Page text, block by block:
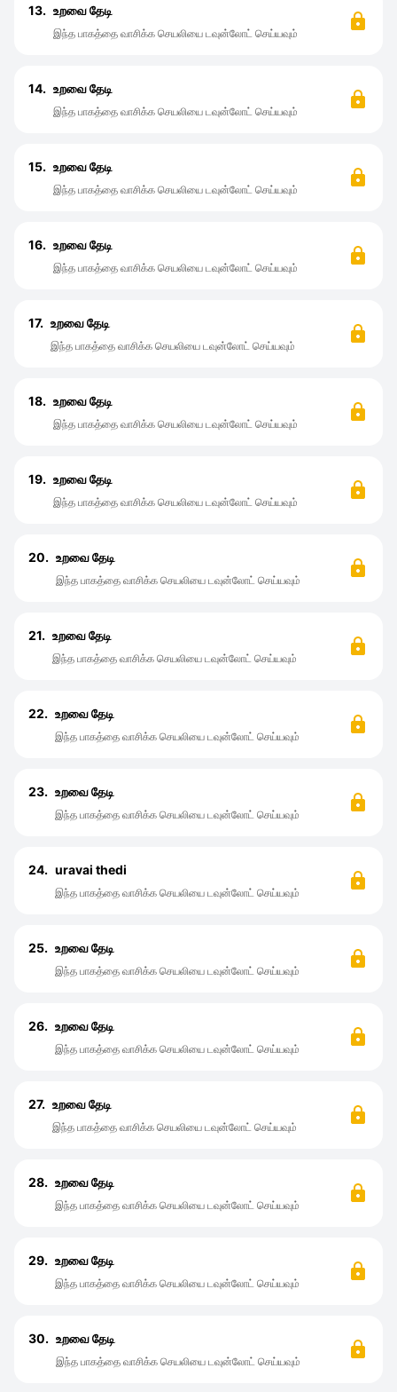
13. உறவை தேடி
இந்த பாகத்தை வாசிக்க செயலியை டவுன்லோட் செய்யவும்
14. உறவை தேடி
இந்த பாகத்தை வாசிக்க செயலியை டவுன்லோட் செய்யவும்
15. உறவை தேடி
இந்த பாகத்தை வாசிக்க செயலியை டவுன்லோட் செய்யவும்
16. உறவை தேடி
இந்த பாகத்தை வாசிக்க செயலியை டவுன்லோட் செய்யவும்
17. உறவை தேடி
இந்த பாகத்தை வாசிக்க செயலியை டவுன்லோட் செய்யவும்
18. உறவை தேடி
இந்த பாகத்தை வாசிக்க செயலியை டவுன்லோட் செய்யவும்
19. உறவை தேடி
இந்த பாகத்தை வாசிக்க செயலியை டவுன்லோட் செய்யவும்
20. உறவை தேடி
இந்த பாகத்தை வாசிக்க செயலியை டவுன்லோட் செய்யவும்
21. உறவை தேடி
இந்த பாகத்தை வாசிக்க செயலியை டவுன்லோட் செய்யவும்
22. உறவை தேடி
இந்த பாகத்தை வாசிக்க செயலியை டவுன்லோட் செய்யவும்
23. உறவை தேடி
இந்த பாகத்தை வாசிக்க செயலியை டவுன்லோட் செய்யவும்
24. uravai thedi
இந்த பாகத்தை வாசிக்க செயலியை டவுன்லோட் செய்யவும்
25. உறவை தேடி
இந்த பாகத்தை வாசிக்க செயலியை டவுன்லோட் செய்யவும்
26. உறவை தேடி
இந்த பாகத்தை வாசிக்க செயலியை டவுன்லோட் செய்யவும்
27. உறவை தேடி
இந்த பாகத்தை வாசிக்க செயலியை டவுன்லோட் செய்யவும்
28. உறவை தேடி
இந்த பாகத்தை வாசிக்க செயலியை டவுன்லோட் செய்யவும்
29. உறவை தேடி
இந்த பாகத்தை வாசிக்க செயலியை டவுன்லோட் செய்யவும்
30. உறவை தேடி
இந்த பாகத்தை வாசிக்க செயலியை டவுன்லோட் செய்யவும்